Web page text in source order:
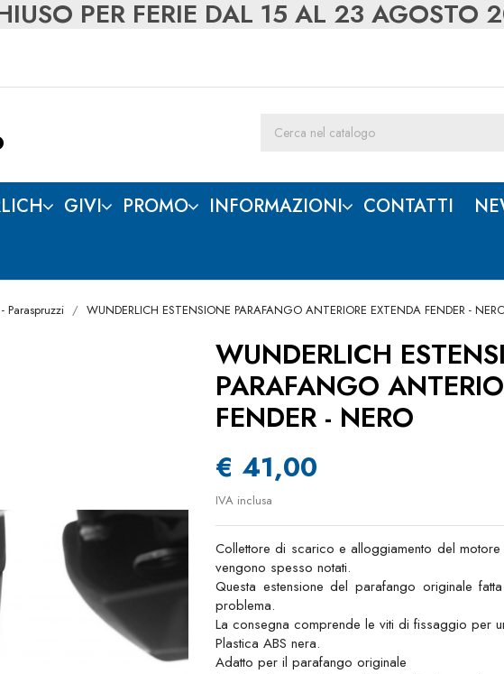
PER FERIE DAL 15 AL 23 AGOSTO
GIVI PROMO INFORMAZIONI CONTATTI
Paraspruzzi WUNDERLICH ESTENSIONE PARAFANGO ANTERIORE EXTENDA FENDER -
WUNDERLICH
PARAFANGO
FENDER - NERO
€ 41,00
IVA inclusa
Collettore di scarico e alloggiamento del
vengono spesso notati.
Questa estensione del parafango originale
problema.
La consegna comprende le viti di fissaggio per
Plastica ABS nera.
Adatto per il parafango originale